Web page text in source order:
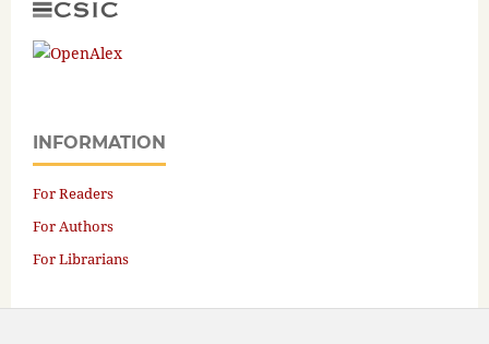
INFORMATION
For Readers
For Authors
For Librarians